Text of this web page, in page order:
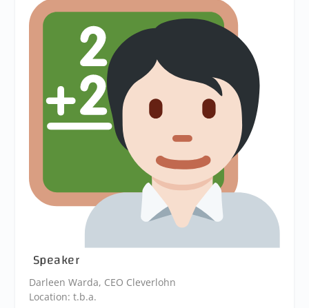
Speaker
Darleen Warda, CEO Cleverlohn
Location: t.b.a.